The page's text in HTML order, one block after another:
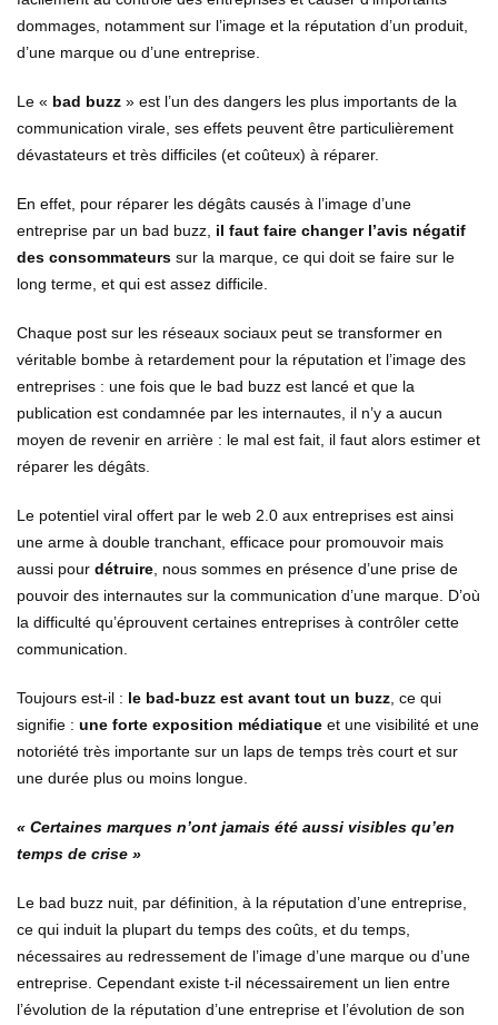
dommages, notamment sur l’image et la réputation d’un produit,
d’une marque ou d’une entreprise.
Le « bad buzz » est l’un des dangers les plus importants de la
communication virale, ses effets peuvent être particulièrement
dévastateurs et très difficiles (et coûteux) à réparer.
En effet, pour réparer les dégâts causés à l’image d’une
entreprise par un bad buzz, il faut faire changer l’avis négatif
des consommateurs sur la marque, ce qui doit se faire sur le
long terme, et qui est assez difficile.
Chaque post sur les réseaux sociaux peut se transformer en
véritable bombe à retardement pour la réputation et l’image des
entreprises : une fois que le bad buzz est lancé et que la
publication est condamnée par les internautes, il n’y a aucun
moyen de revenir en arrière : le mal est fait, il faut alors estimer et
réparer les dégâts.
Le potentiel viral offert par le web 2.0 aux entreprises est ainsi
une arme à double tranchant, efficace pour promouvoir mais
aussi pour détruire , nous sommes en présence d’une prise de
pouvoir des internautes sur la communication d’une marque. D’où
la difficulté qu’éprouvent certaines entreprises à contrôler cette
communication.
Toujours est-il : le bad-buzz est avant tout un buzz , ce qui
signifie : une forte exposition médiatique et une visibilité et une
notoriété très importante sur un laps de temps très court et sur
une durée plus ou moins longue.
« Certaines marques n’ont jamais été aussi visibles qu’en
temps de crise »
Le bad buzz nuit, par définition, à la réputation d’une entreprise,
ce qui induit la plupart du temps des coûts, et du temps,
nécessaires au redressement de l’image d’une marque ou d’une
entreprise. Cependant existe t-il nécessairement un lien entre
l’évolution de la réputation d’une entreprise et l’évolution de son